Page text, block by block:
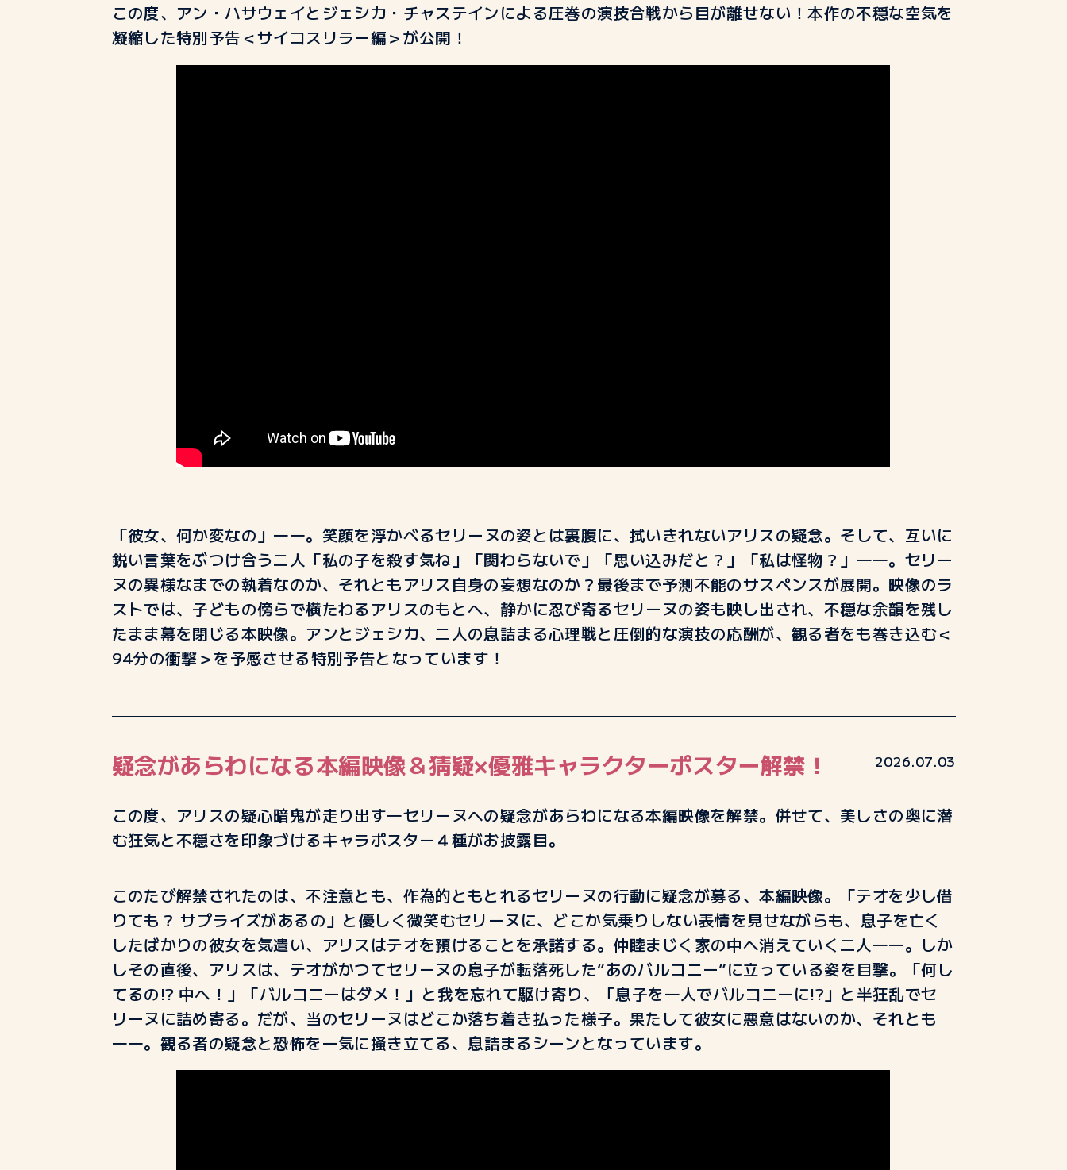
この度、アン・ハサウェイとジェシカ・チャステインによる圧巻の演技合戦から目が離せない！本作の不穏な空気を
凝縮した特別予告＜サイコスリラー編＞が公開！
「彼女、何か変なの」 ――。笑顔を浮かべるセリーヌの姿とは裏腹に、拭いきれないアリスの疑念。そして、互いに
鋭い言葉をぶつけ合う二人「私の子を殺す気ね」「関わらないで」「思い込みだと？」「私は怪物？」 ――。セリー
ヌの異様なまでの執着なのか、それともアリス自身の妄想なのか？最後まで予測不能のサスペンスが展開。映像のラ
ストでは、子どもの傍らで横たわるアリスのもとへ、静かに忍び寄るセリーヌの姿も映し出され、不穏な余韻を残し
たまま幕を閉じる本映像。アンとジェシカ、二人の息詰まる心理戦と圧倒的な演技の応酬が、観る者をも巻き込む＜
94分の衝撃＞を予感させる特別予告となっています！
疑念があらわになる本編映像＆猜疑×優雅キャラクターポスター解禁！ 2026.07.03
この度、アリスの疑心暗鬼が走り出す―セリーヌへの疑念があらわになる本編映像を解禁。併せて、美しさの奥に潜
む狂気と不穏さを印象づけるキャラポスター４種がお披露目。
このたび解禁されたのは、不注意とも、作為的ともとれるセリーヌの行動に疑念が募る、本編映像。「テオを少し借
りても？ サプライズがあるの」と優しく微笑むセリーヌに、どこか気乗りしない表情を見せながらも、息子を亡く
したばかりの彼女を気遣い、アリスはテオを預けることを承諾する。仲睦まじく家の中へ消えていく二人――。しか
しその直後、アリスは、テオがかつてセリーヌの息子が転落死した“あのバルコニー”に立っている姿を目撃。「何し
てるの!? 中へ！」「バルコニーはダメ！」と我を忘れて駆け寄り、「息子を一人でバルコニーに!? 」と半狂乱でセ
リーヌに詰め寄る。だが、当のセリーヌはどこか落ち着き払った様子。果たして彼女に悪意はないのか、それとも
――。観る者の疑念と恐怖を一気に掻き立てる、息詰まるシーンとなっています。